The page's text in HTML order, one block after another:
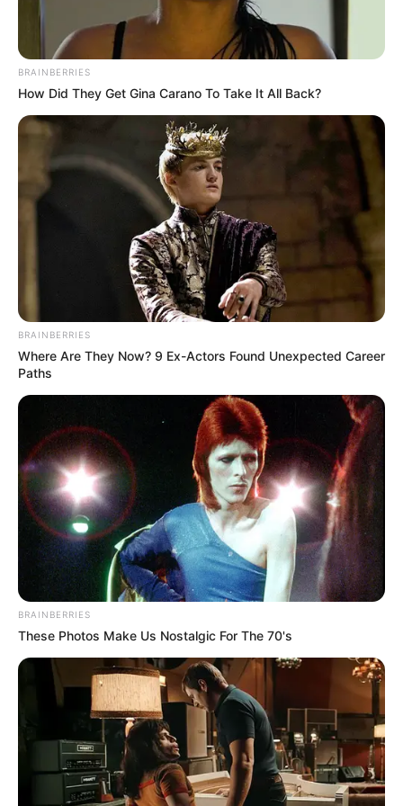
Περισσότερα νέα από την Εύβοια
Κάθε πότε κληρώνει το Τζόκερ το 2026:
Ημέρες και ώρα
Συντάξεις Οκτωβρίου 2026: Πότε θα γίνει η
πληρωμή;
Συντάξεις Σεπτεμβρίου 2026 πληρωμή
Ακολουθήστε το evianews.com στο
Google
ΤΑ ΠΙΟ ΔΗΜΟΦΙΛΗ
BRAINBERRIES
How Did They Get Gina Carano To Take It All Back?
BRAINBERRIES
Where Are They Now? 9 Ex-Actors Found Unexpected Career
Paths
BRAINBERRIES
These Photos Make Us Nostalgic For The 70's